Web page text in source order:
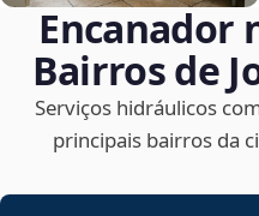
Encanador
Bairros de
Serviços hidráulicos
principais bairros da